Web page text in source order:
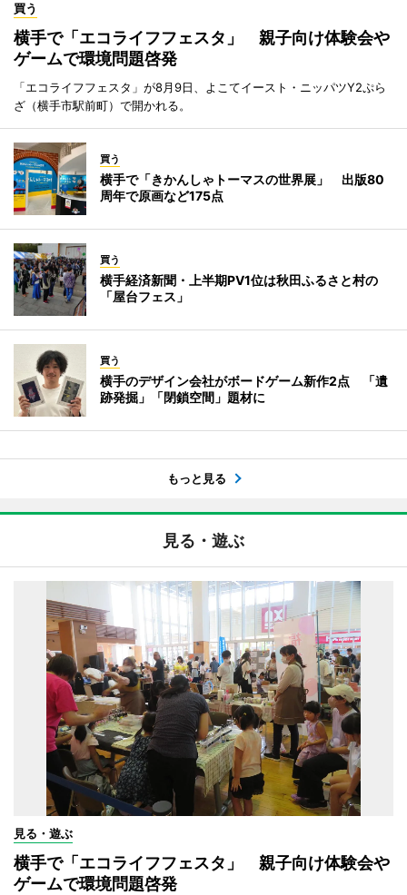
買う
横手で「エコライフフェスタ」 親子向け体験会や
ゲームで環境問題啓発
「エコライフフェスタ」が8月9日、よこてイースト・ニッパツY2ぷら
ざ（横手市駅前町）で開かれる。
買う
横手で「きかんしゃトーマスの世界展」 出版80
周年で原画など175点
買う
横手経済新聞・上半期PV1位は秋田ふるさと村の
「屋台フェス」
買う
横手のデザイン会社がボードゲーム新作2点 「遺
跡発掘」「閉鎖空間」題材に
もっと見る
見る・遊ぶ
見る・遊ぶ
横手で「エコライフフェスタ」 親子向け体験会や
ゲームで環境問題啓発